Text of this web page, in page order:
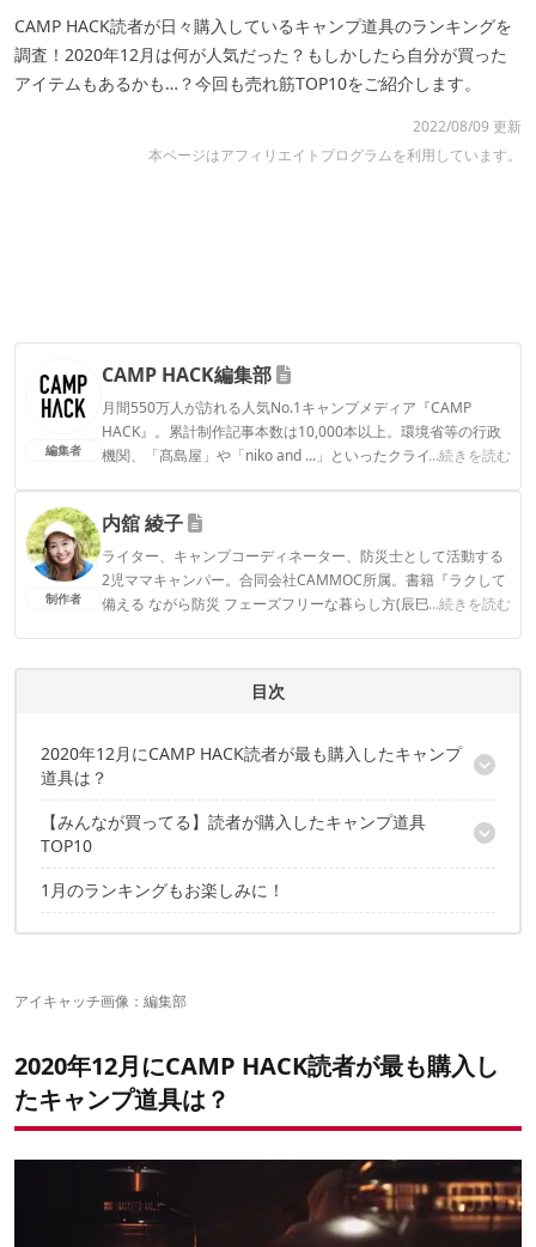
CAMP HACK読者が日々購入しているキャンプ道具のランキングを
調査！2020年12月は何が人気だった？もしかしたら自分が買った
アイテムもあるかも…？今回も売れ筋TOP10をご紹介します。
2022/08/09 更新
本ページはアフィリエイトプログラムを利用しています。
編集者
CAMP HACK編集部
月間550万人が訪れる人気No.1キャンプメディア『CAMP
HACK』。累計制作記事本数は10,000本以上。環境省等の行政
機関、「髙島屋」や「niko and ...」といったクライアントとの
...続きを読む
CAMP HACK編集部のプロフィール
制作者
内舘 綾子
ライター、キャンプコーディネーター、防災士として活動する
2児ママキャンパー。合同会社CAMMOC所属。書籍『ラクして
備える ながら防災 フェーズフリーな暮らし方(辰巳出版)』『う
す！▶2016年～CAMP HACKライター
...続きを読む
目次
2020年12月にCAMP HACK読者が最も購入したキャンプ
道具は？
2020年12月に配信した記事から、とくに売れたアイテムをランキ
ングで紹介
【みんなが買ってる】読者が購入したキャンプ道具
TOP10
10位： アイアンブロック テツコウモリ
6位：スノーピーク レインボーストーブ 2020 EDITION
3位：モーラナイフ コンパニオンスパーク
2位：フュアーハンドランタン 276 ジンク
1位：フィールドア アルミコンパクトコット
1月のランキングもお楽しみに！
アイキャッチ画像：編集部
2020年12月にCAMP HACK読者が最も購入し
たキャンプ道具は？